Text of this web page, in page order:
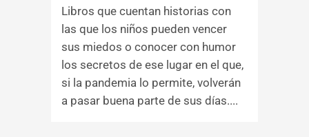
Libros que cuentan historias con
las que los niños pueden vencer
sus miedos o conocer con humor
los secretos de ese lugar en el que,
si la pandemia lo permite, volverán
a pasar buena parte de sus días....